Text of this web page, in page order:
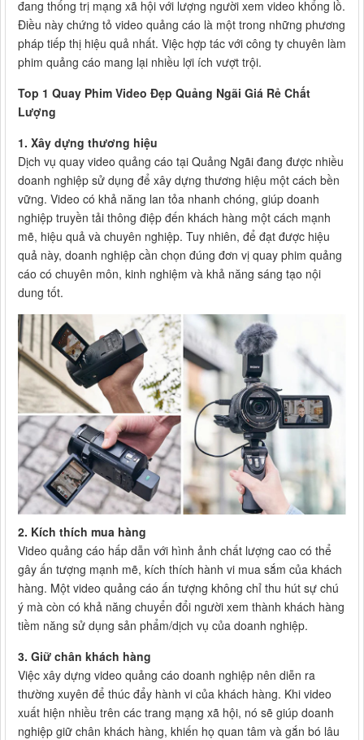
đang thống trị mạng xã hội với lượng người xem video khổng lồ.
Điều này chứng tỏ video quảng cáo là một trong những phương
pháp tiếp thị hiệu quả nhất. Việc hợp tác với công ty chuyên làm
phim quảng cáo mang lại nhiều lợi ích vượt trội.
Top 1 Quay Phim Video Đẹp Quảng Ngãi Giá Rẻ Chất
Lượng
1. Xây dựng thương hiệu
Dịch vụ quay video quảng cáo tại Quảng Ngãi đang được nhiều
doanh nghiệp sử dụng để xây dựng thương hiệu một cách bền
vững. Video có khả năng lan tỏa nhanh chóng, giúp doanh
nghiệp truyền tải thông điệp đến khách hàng một cách mạnh
mẽ, hiệu quả và chuyên nghiệp. Tuy nhiên, để đạt được hiệu
quả này, doanh nghiệp cần chọn đúng đơn vị quay phim quảng
cáo có chuyên môn, kinh nghiệm và khả năng sáng tạo nội
dung tốt.
2. Kích thích mua hàng
Video quảng cáo hấp dẫn với hình ảnh chất lượng cao có thể
gây ấn tượng mạnh mẽ, kích thích hành vi mua sắm của khách
hàng. Một video quảng cáo ấn tượng không chỉ thu hút sự chú
ý mà còn có khả năng chuyển đổi người xem thành khách hàng
tiềm năng sử dụng sản phẩm/dịch vụ của doanh nghiệp.
3. Giữ chân khách hàng
Việc xây dựng video quảng cáo doanh nghiệp nên diễn ra
thường xuyên để thúc đẩy hành vi của khách hàng. Khi video
xuất hiện nhiều trên các trang mạng xã hội, nó sẽ giúp doanh
nghiệp giữ chân khách hàng, khiến họ quan tâm và gắn bó lâu